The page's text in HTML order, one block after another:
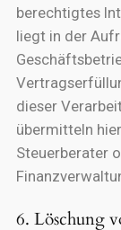
berechtigtes
liegt in der
dieser
übermitteln
Steuerberater
6. Löschung